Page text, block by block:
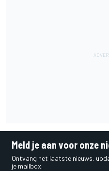
Meld je aan voor onze
Ontvang het laatste nieuws,
je mailbox.